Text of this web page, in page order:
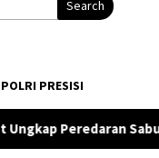
Search
POLRI PRESISI
Halmahera Tengah,